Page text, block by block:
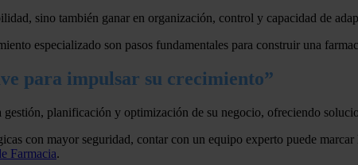
sino también ganar en organización, control y capacidad de
especializado son pasos fundamentales para construir una
para impulsar su crecimiento”
planificación y optimización de su negocio, ofreciendo
con mayor seguridad, contar con un equipo experto puede
Farmacia.